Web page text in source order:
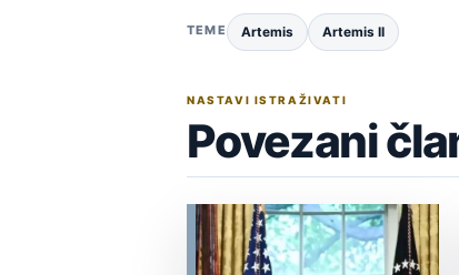
TEME Artemis Artemis II
NASTAVI ISTRAŽIVATI
Povezani